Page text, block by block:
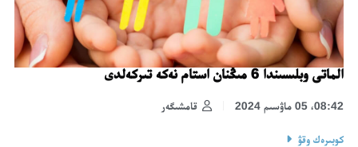
الماتى وبلىسىندا 6 مىڭنان استام نەكە تىركەلدى
قامشىگەر 08:42، 05 ماۋسىم 2024
كوبىرەك وقۋ